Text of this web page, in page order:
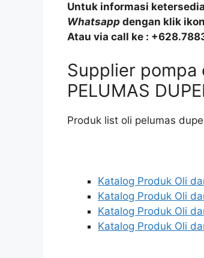
Untuk informasi
Whatsapp dengan klik
Atau via call ke :
Supplier pompa
PELUMAS
Produk list oli pelumas
Katalog Produk Oli
Katalog Produk Oli
Katalog Produk Oli
Katalog Produk Oli